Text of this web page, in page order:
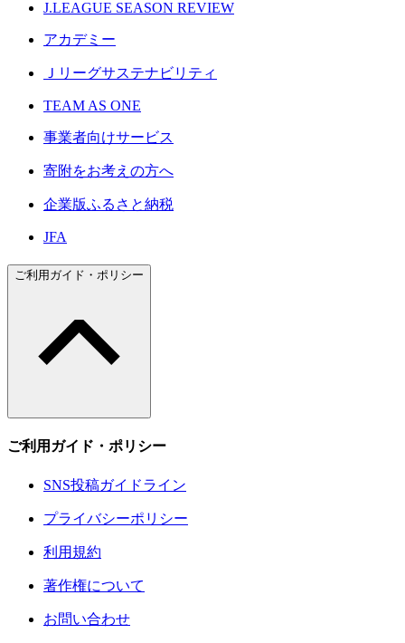
J.LEAGUE SEASON REVIEW
アカデミー
Ｊリーグサステナビリティ
TEAM AS ONE
事業者向けサービス
寄附をお考えの方へ
企業版ふるさと納税
JFA
ご利用ガイド・ポリシー
ご利用ガイド・ポリシー
SNS投稿ガイドライン
プライバシーポリシー
利用規約
著作権について
お問い合わせ